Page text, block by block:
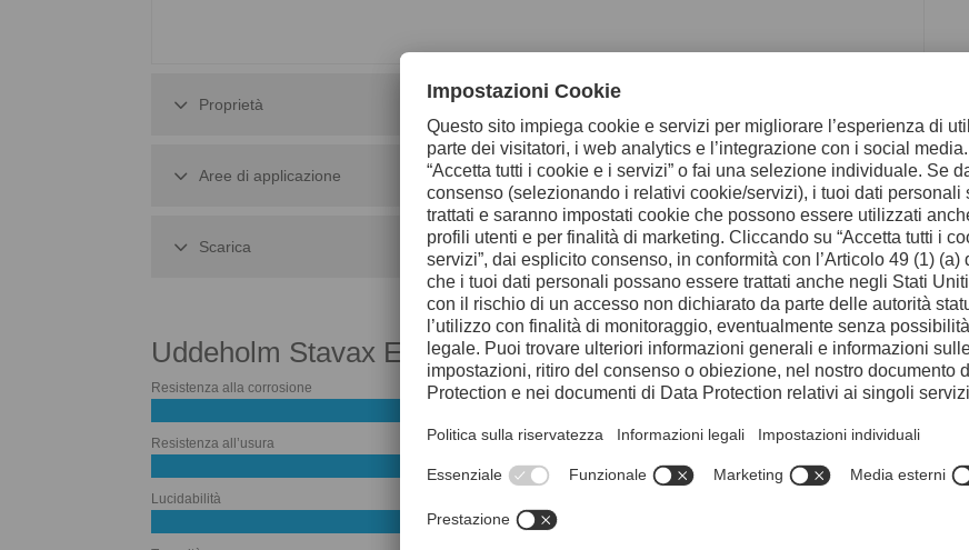
Proprietà
Aree di applicazione
Scarica
Uddeholm Stavax ESR
Resistenza alla corrosione
Resistenza all’usura
Lucidabilità
Acciaio di
Resistenza alla corrosione
Resistenza all’usura